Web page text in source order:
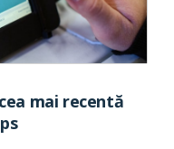
mai recentă